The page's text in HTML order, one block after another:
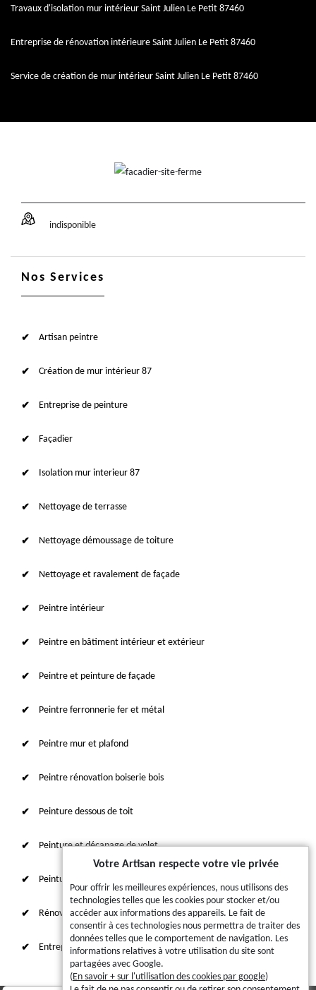
Travaux d'isolation mur intérieur Saint Julien Le Petit 87460
Entreprise de rénovation intérieure Saint Julien Le Petit 87460
Service de création de mur intérieur Saint Julien Le Petit 87460
indisponible
Nos Services
Artisan peintre
Création de mur intérieur 87
Entreprise de peinture
Façadier
Isolation mur interieur 87
Nettoyage de terrasse
Nettoyage démoussage de toiture
Nettoyage et ravalement de façade
Peintre intérieur
Peintre en bâtiment intérieur et extérieur
Peintre et peinture de façade
Peintre ferronnerie fer et métal
Peintre mur et plafond
Peintre rénovation boiserie bois
Peinture dessous de toit
Peinture et décapage de volet
Peinture sur tuile et toiture
Rénovation intérieure 87
Entreprise de ravalement
Votre Artisan respecte votre vie privée
Pour offrir les meilleures expériences, nous utilisons des
technologies telles que les cookies pour stocker et/ou
accéder aux informations des appareils. Le fait de
consentir à ces technologies nous permettra de traiter des
données telles que le comportement de navigation. Les
informations relatives à votre utilisation du site sont
partagées avec Google.
(En savoir + sur l'utilisation des cookies par google)